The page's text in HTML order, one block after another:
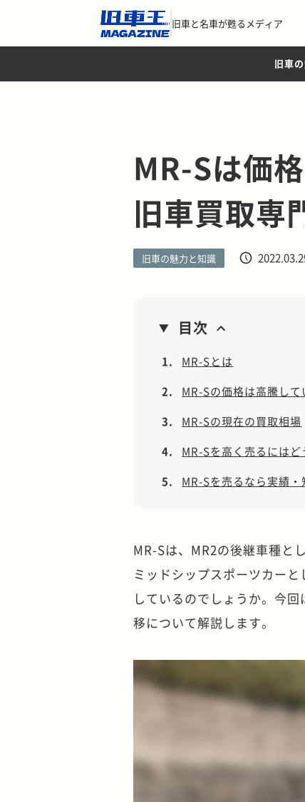
旧車と名車が甦るメディア
旧車
MR-Sは価
旧車買取専
旧車の魅力と知識
目次
1.
MR-Sとは
2.
MR-Sの価格は高騰して
3.
MR-Sの現在の買取相場
4.
MR-Sを高く売るにはど
5.
MR-Sを売るなら実績
MR-Sは、 MR2の後継車種と
ミッドシップスポーツカー
しているのでしょうか。今回
移について解説します。